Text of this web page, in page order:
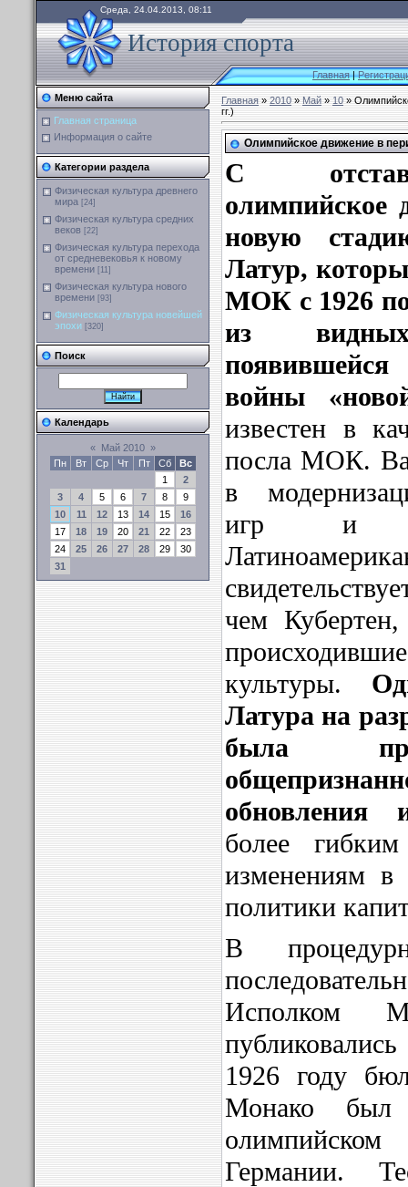
Среда, 24.04.2013, 08:11
История спорта
Главная|
Меню сайта
Главная страница
Информация о сайте
Категории раздела
Физическая культура древнего
мира [24]
Физическая культура средних
веков [22]
Физическая культура перехода
от средневековья к новому
времени [11]
Физическая культура нового
времени [93]
Физическая культура новейшей
эпохи [320]
Поиск
Календарь
« Май 2010 »
Пн
Вт Ср Чт Пт Сб
Вс
1
2
3
4 5 6 7 8
9
10
11 12 13 14 15
16
17
18 19 20 21 22
23
24
25 26 27 28 29
30
31
Главная»2010»Май»10»
гг.)
Олимпийское движение в
С
олимпийское
новую
Латур,
МОК с 1926
из видных
войны
известен в
посла МОК.
в
игр и в
чем
культуры.
Латура на
была
обновления
более
изменениям в
политики
В
Исполком
1926 году
Монако
олимпийском
Германии.